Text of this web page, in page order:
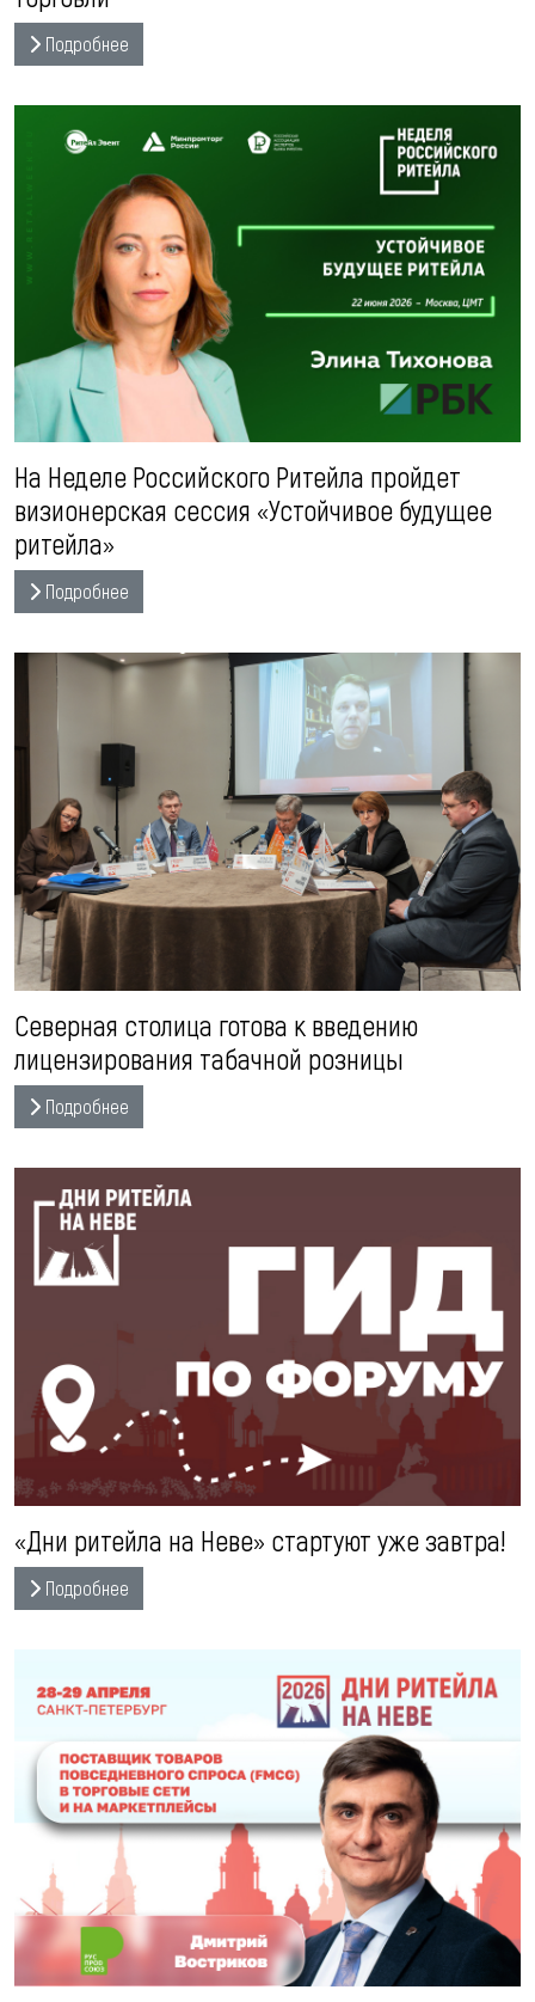
Подробнее
На Неделе Российского Ритейла пройдет
визионерская сессия «Устойчивое будущее
ритейла»
Подробнее
Северная столица готова к введению
лицензирования табачной розницы
Подробнее
«Дни ритейла на Неве» стартуют уже завтра!
Подробнее